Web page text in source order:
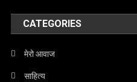
CATEGORIES
मेरो आवाज
साहित्य